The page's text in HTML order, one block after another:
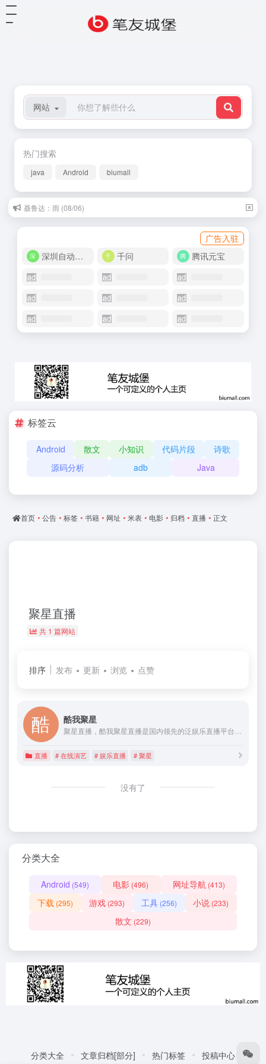
网站
热门搜索
java Android biumall
聂鲁达：雨 (08/06)
广告入驻
深圳自动化商城
千问 腾讯元宝
标签云
Android 散文 小知识 代码片段
诗歌
源码分析
adb Java
首页 • 公告 • 标签 • 书籍 • 网址 • 米表 • 电影 • 归档 • 直播 • 正文
聚星直播
共 1 篇网站
排序 发布 更新 浏览 点赞
酷我聚星
直播 # 在线演艺 # 娱乐直播 # 聚星
没有了
分类大全
Android (549) 电影 (496) 网址导航 (413)
下载 (295) 游戏 (293) 工具(256) 小说 (233)
散文 (229)
分类大全 文章归档[部分] 热门标签 投稿中心